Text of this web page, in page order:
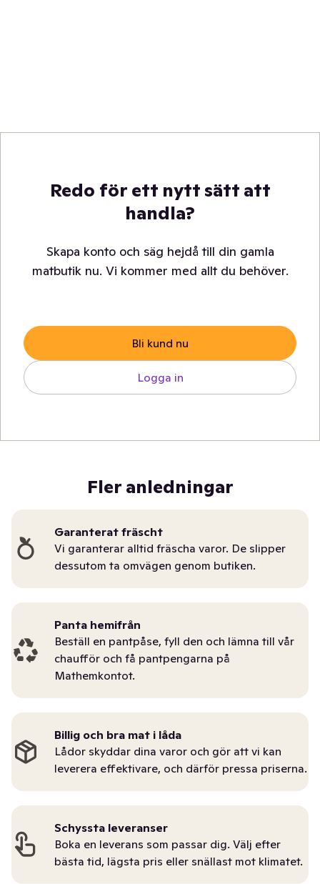
Redo för ett nytt sätt att
handla?
Skapa konto och säg hejdå till din gamla
matbutik nu. Vi kommer med allt du behöver.
Bli kund nu
Logga in
Fler anledningar
Garanterat fräscht
Vi garanterar alltid fräscha varor. De slipper
dessutom ta omvägen genom butiken.
Panta hemifrån
Beställ en pantpåse, fyll den och lämna till vår
chaufför och få pantpengarna på
Mathemkontot.
Billig och bra mat i låda
Lådor skyddar dina varor och gör att vi kan
leverera effektivare, och därför pressa priserna.
Schyssta leveranser
Boka en leverans som passar dig. Välj efter
bästa tid, lägsta pris eller snällast mot klimatet.